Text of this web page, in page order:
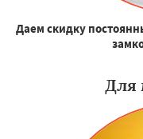
Даем скидку
Для